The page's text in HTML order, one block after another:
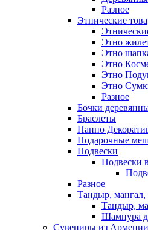
Разное
Этнические
Этно
Этно
Этно
Этно
Этно
Разное
Бочки
Браслеты
Панно
Подарочные
Подвески
Подвески
Разное
Тандыр,
Тандыр,
Шампура
Сувениры из Армении